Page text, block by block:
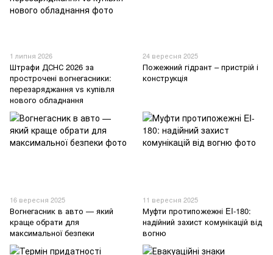
1 липня 2026
Штрафи ДСНС 2026 за
прострочені вогнегасники:
перезаряджання vs купівля
нового обладнання
24 вересня 2025
Пожежний гідрант – пристрій і
конструкція
16 вересня 2025
Вогнегасник в авто — який
краще обрати для
максимальної безпеки
11 вересня 2025
Муфти протипожежні EI-180:
надійний захист комунікацій від
вогню